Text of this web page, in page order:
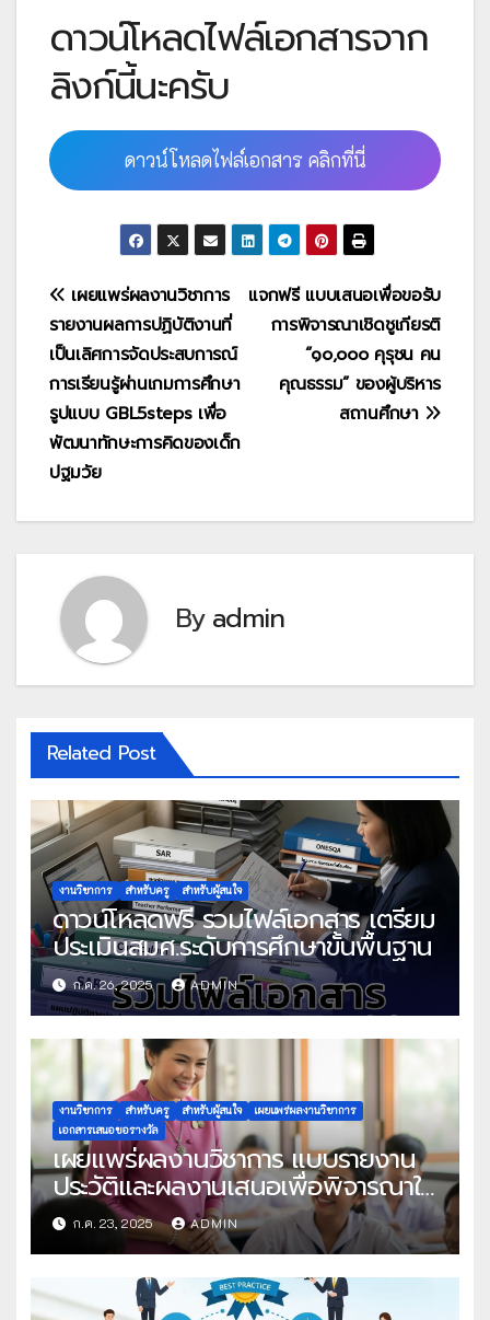
ดาวน์โหลดไฟล์เอกสารจาก
ลิงก์นี้นะครับ
ดาวน์โหลดไฟล์เอกสาร คลิกที่นี่
แนะแนว
เรื่อง
แจกฟรี แบบเสนอเพื่อขอรับ
การพิจารณาเชิดชูเกียรติ
“๑๐,๐๐๐ คุรุชน คน
คุณธรรม” ของผู้บริหาร
สถานศึกษา
เผยแพร่ผลงานวิชาการ
รายงานผลการปฏิบัติงานที่
เป็นเลิศการจัดประสบการณ์
การเรียนรู้ผ่านเกมการศึกษา
รูปแบบ GBL5steps เพื่อ
พัฒนาทักษะการคิดของเด็ก
ปฐมวัย
Byadmin
Related Post
งานวิชาการ สำหรับครู สำหรับผู้สนใจ
ดาวน์โหลดฟรี รวมไฟล์เอกสาร เตรียม
ประเมินสมศ.ระดับการศึกษาขั้นพื้นฐาน
ก.ค. 26, 2025 ADMIN
งานวิชาการ สำหรับครู สำหรับผู้สนใจ
เผยแพร่ผลงานวิชาการ
เอกสารเสนอขอรางวัล
เผยแพร่ผลงานวิชาการ แบบรายงาน
ประวัติและผลงานเสนอเพื่อพิจารณาใน
โครงการครูดีในดวงใจ ประจำปี 2568
ครั้งที่ 22
ก.ค. 23, 2025 ADMIN